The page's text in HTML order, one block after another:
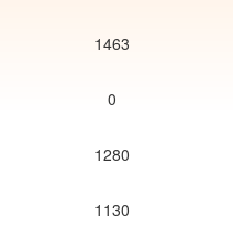
1463
0
1280
1130